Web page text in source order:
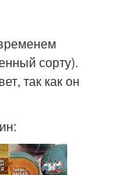
сорту).
так как он